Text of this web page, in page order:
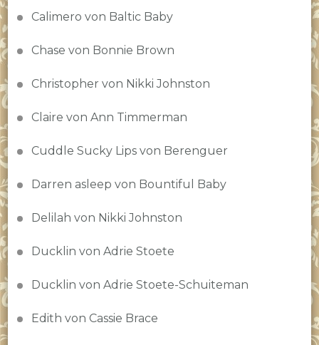
Calimero von Baltic Baby
Chase von Bonnie Brown
Christopher von Nikki Johnston
Claire von Ann Timmerman
Cuddle Sucky Lips von Berenguer
Darren asleep von Bountiful Baby
Delilah von Nikki Johnston
Ducklin von Adrie Stoete
Ducklin von Adrie Stoete-Schuiteman
Edith von Cassie Brace